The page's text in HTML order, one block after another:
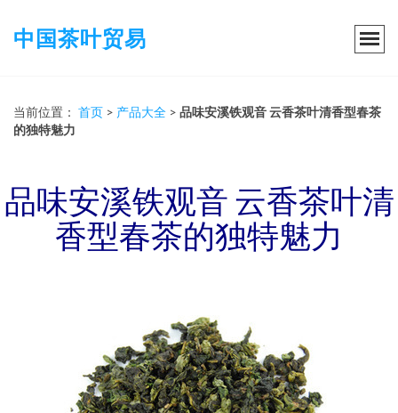
中国茶叶贸易
当前位置： 首页 > 产品大全 > 品味安溪铁观音 云香茶叶清香型春茶
的独特魅力
品味安溪铁观音 云香茶叶清
香型春茶的独特魅力